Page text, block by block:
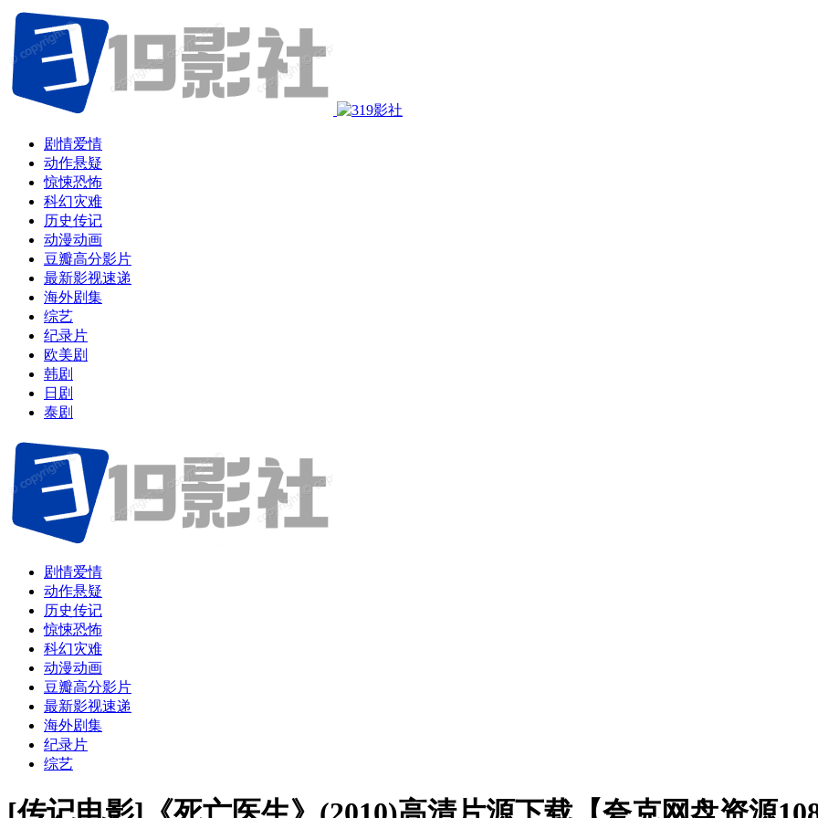
剧情爱情
动作悬疑
惊悚恐怖
科幻灾难
历史传记
动漫动画
豆瓣高分影片
最新影视速递
海外剧集
综艺
纪录片
欧美剧
韩剧
日剧
泰剧
剧情爱情
动作悬疑
历史传记
惊悚恐怖
科幻灾难
动漫动画
豆瓣高分影片
最新影视速递
海外剧集
纪录片
综艺